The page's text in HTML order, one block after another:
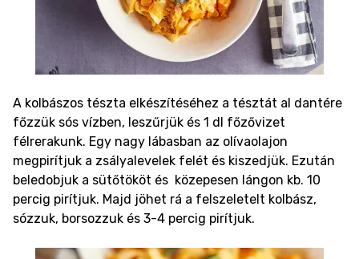
A kolbászos tészta elkészítéséhez a tésztát al dantére
főzzük sós vízben, leszűrjük és 1 dl főzővizet
félrerakunk. Egy nagy lábasban az olívaolajon
megpirítjuk a zsályalevelek felét és kiszedjük. Ezután
beledobjuk a sütőtököt és közepesen lángon kb. 10
percig pirítjuk. Majd jöhet rá a felszeletelt kolbász,
sózzuk, borsozzuk és 3-4 percig pirítjuk.